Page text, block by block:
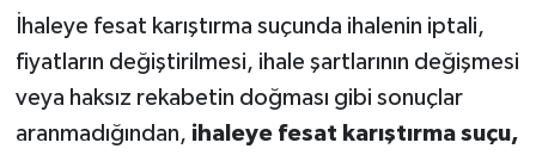
İhaleye fesat karıştırma suçunda ihalenin iptali,
fiyatların değiştirilmesi, ihale şartlarının değişmesi
veya haksız rekabetin doğması gibi sonuçlar
aranmadığından, ihaleye fesat karıştırma suçu,